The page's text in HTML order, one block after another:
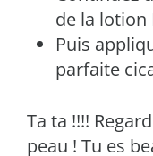
de la lotion
Puis
parfaite
Ta ta !!!!
peau ! Tu es